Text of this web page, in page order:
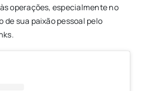
operações, especialmente no
de sua paixão pessoal pelo